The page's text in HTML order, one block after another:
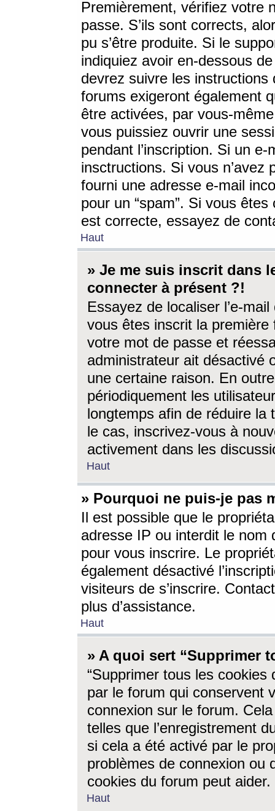
Premièrement, vérifiez votre
passe. S’ils sont corrects,
pu s’être produite. Si le
indiquiez avoir en-dessous
devrez suivre les
forums exigeront également
être activées, par vous-
vous puissiez ouvrir une
pendant l’inscription. Si un
insctructions. Si vous n’avez
fourni une adresse e-mail
pour un “spam”. Si vous
est correcte, essayez de
Haut
» Je me suis inscrit dans
connecter à présent ?!
Essayez de localiser l’e-
vous êtes inscrit la première
votre mot de passe et
administrateur ait désactivé
une certaine raison. En
périodiquement les
longtemps afin de réduire la
le cas, inscrivez-vous à
activement dans les
Haut
» Pourquoi ne puis-je pas
Il est possible que le
adresse IP ou interdit le nom
pour vous inscrire. Le
également désactivé
visiteurs de s’inscrire.
plus d’assistance.
Haut
» A quoi sert “Supprimer
“Supprimer tous les cookies
par le forum qui conservent
connexion sur le forum.
telles que l’enregistrement
si cela a été activé par le
problèmes de connexion ou
cookies du forum peut aider.
Haut